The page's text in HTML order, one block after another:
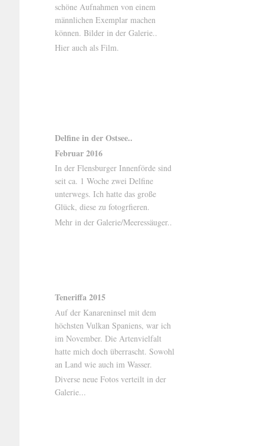
schöne Aufnahmen von einem
männlichen Exemplar machen
können. Bilder in der Galerie..
Hier auch als Film.
Delfine in der Ostsee..
Februar 2016
In der Flensburger Innenförde sind
seit ca. 1 Woche zwei Delfine
unterwegs. Ich hatte das große
Glück, diese zu fotogrfieren.
Mehr in der Galerie/Meeressäuger..
Teneriffa 2015
Auf der Kanareninsel mit dem
höchsten Vulkan Spaniens, war ich
im November. Die Artenvielfalt
hatte mich doch überrascht. Sowohl
an Land wie auch im Wasser.
Diverse neue Fotos verteilt in der
Galerie...